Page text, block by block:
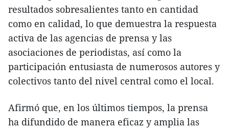
resultados sobresalientes tanto en cantidad
como en calidad, lo que demuestra la respuesta
activa de las agencias de prensa y las
asociaciones de periodistas, así como la
participación entusiasta de numerosos autores y
colectivos tanto del nivel central como el local.
Afirmó que, en los últimos tiempos, la prensa
ha difundido de manera eficaz y amplia las